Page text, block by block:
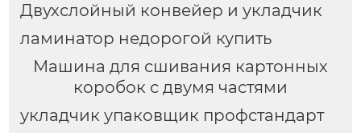
Двухслойный конвейер и укладчик
ламинатор недорогой купить
Машина для сшивания картонных
коробок с двумя частями
укладчик упаковщик профстандарт